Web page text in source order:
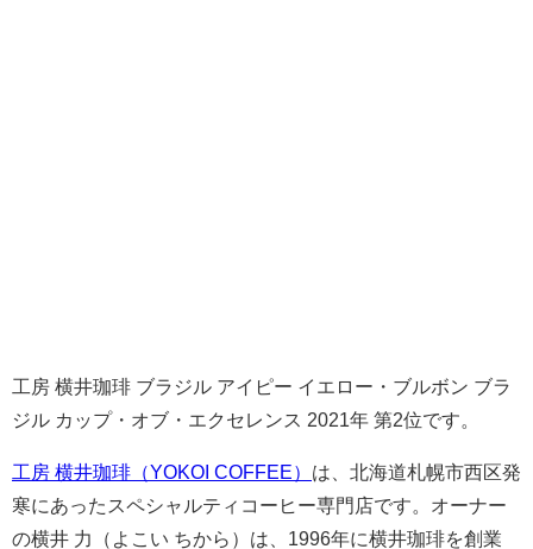
工房 横井珈琲 ブラジル アイピー イエロー・ブルボン ブラ
ジル カップ・オブ・エクセレンス 2021年 第2位です。
工房 横井珈琲（YOKOI COFFEE） は、北海道札幌市西区発
寒にあったスペシャルティコーヒー専門店です。オーナー
の横井 力（よこい ちから）は、1996年に横井珈琲を創業